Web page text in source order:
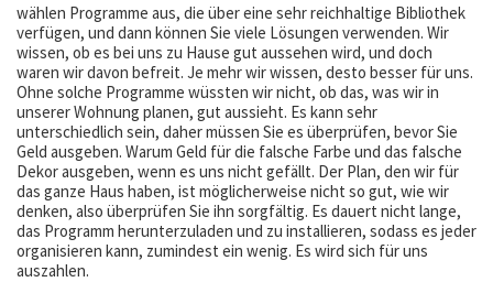
wählen Programme aus, die über eine sehr reichhaltige Bibliothek
verfügen, und dann können Sie viele Lösungen verwenden. Wir
wissen, ob es bei uns zu Hause gut aussehen wird, und doch
waren wir davon befreit. Je mehr wir wissen, desto besser für uns.
Ohne solche Programme wüssten wir nicht, ob das, was wir in
unserer Wohnung planen, gut aussieht. Es kann sehr
unterschiedlich sein, daher müssen Sie es überprüfen, bevor Sie
Geld ausgeben. Warum Geld für die falsche Farbe und das falsche
Dekor ausgeben, wenn es uns nicht gefällt. Der Plan, den wir für
das ganze Haus haben, ist möglicherweise nicht so gut, wie wir
denken, also überprüfen Sie ihn sorgfältig. Es dauert nicht lange,
das Programm herunterzuladen und zu installieren, sodass es jeder
organisieren kann, zumindest ein wenig. Es wird sich für uns
auszahlen.